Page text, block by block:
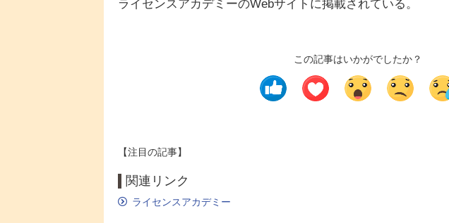
ライセンスアカデミーのWebサイトに掲載されている。
この記事はいかがでしたか？
【注目の記事】
関連リンク
ライセンスアカデミー